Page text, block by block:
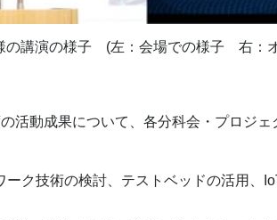
の講演の様子 (左：会場での様子 右：オ
動成果について、各分科会・プロジェ
ク技術の検討、テストベッドの活用、